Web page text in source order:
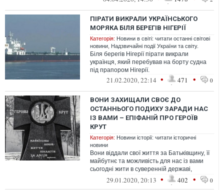
ПІРАТИ ВИКРАЛИ УКРАЇНСЬКОГО
МОРЯКА БІЛЯ БЕРЕГІВ НІГЕРІЇ
Категорія: Новини в світі: читати останні світові
новини Надзвичайні події України та світу.
Біля берегів Нігерії пірати викрали
українця, який перебував на борту судна
під прапором Нігерії.
21.02.2020, 22:14 • 471 • 0
ВОНИ ЗАХИЩАЛИ СВОЄ ДО
ОСТАННЬОГО ПОДИХУ ЗАРАДИ НАС
ІЗ ВАМИ – ЕПІФАНІЙ ПРО ГЕРОЇВ
КРУТ
Категорія: Новини історії: читати історичні
новини
Вони віддали свої життя за Батьківщину, її
майбутнє та можливість для нас із вами
сьогодні жити в суверенній державі,
розмовляти, навчатися й молитися...
29.01.2020, 20:13 • 402 • 0